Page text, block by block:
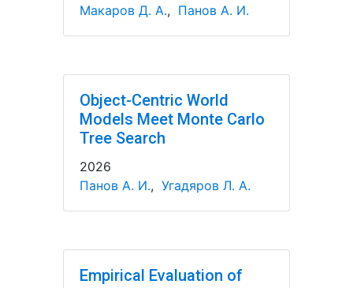
Макаров Д. А., Панов А. И.
Object-Centric World
Models Meet Monte Carlo
Tree Search
2026
Панов А. И., Угадяров Л. А.
Empirical Evaluation of